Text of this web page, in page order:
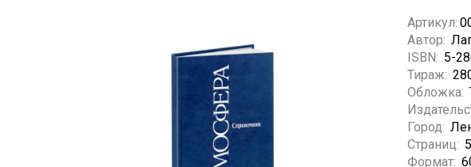
Артикул:
Автор:
ISBN: 5-
Тираж:
Обложка:
Город:
Страниц:
Формат: